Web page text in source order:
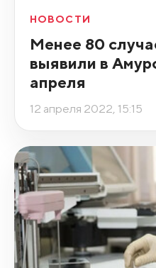
НОВОСТИ
Менее 80
выявили в
апреля
12 апреля 2022, 15:15